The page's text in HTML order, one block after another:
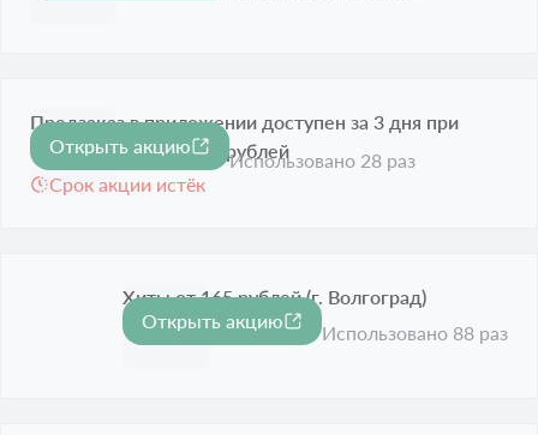
Предзаказ в приложении доступен за 3 дня при
сумме заказа от 3000 рублей
Срок акции истёк
Открыть акцию
Использовано 28 раз
Хиты от 165 рублей (г. Волгоград)
Срок акции истёк
Открыть акцию
Использовано 88 раз